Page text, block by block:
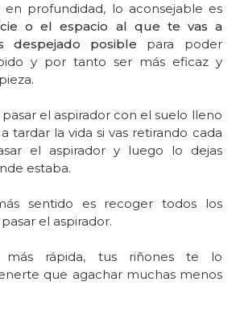
en profundidad, lo aconsejable es
o el espacio al que te vas a
despejado posible para poder
y por tanto ser más eficaz y
el aspirador con el suelo lleno
tardar la vida si vas retirando cada
el aspirador y luego lo dejas
estaba.
sentido es recoger todos los
el aspirador.
rápida, tus riñones te lo
que agachar muchas menos